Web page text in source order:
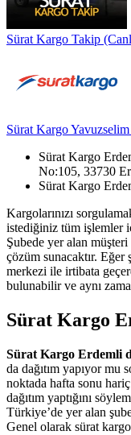
Sürat Kargo Takip
Sürat Kargo
Sürat Kargo
No:105, 33730
Sürat Kargo
Kargolarınızı
istediğiniz tüm işlemler
Şubede yer alan müşteri
çözüm sunacaktır. Eğer
merkezi ile irtibata
bulunabilir ve aynı
Sürat Kargo
Sürat Kargo Erdemli
da dağıtım yapıyor mu
noktada hafta sonu
dağıtım yaptığını
Türkiye’de yer alan
Genel olarak sürat